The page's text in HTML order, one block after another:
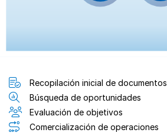
Recopilación inicial de documentos
Búsqueda de oportunidades
Evaluación de objetivos
Comercialización de operaciones